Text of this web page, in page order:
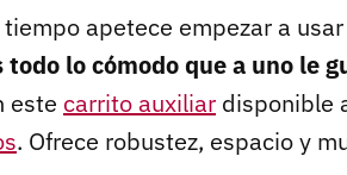
tiempo apetece empezar a
todo lo cómodo que a uno le
este carrito auxiliar disponible
. Ofrece robustez, espacio y